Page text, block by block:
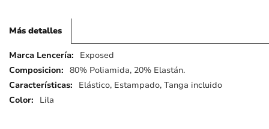
Más detalles
Más
detalles
Exposed
80% Poliamida, 20% Elastán.
Elástico, Estampado, Tanga incluido
Lila